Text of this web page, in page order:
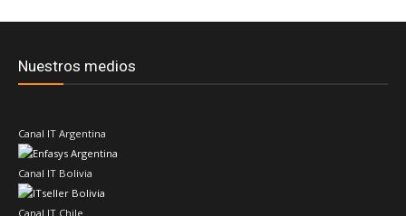
Nuestros medios
Canal IT Argentina
Canal IT Bolivia
Canal IT Chile